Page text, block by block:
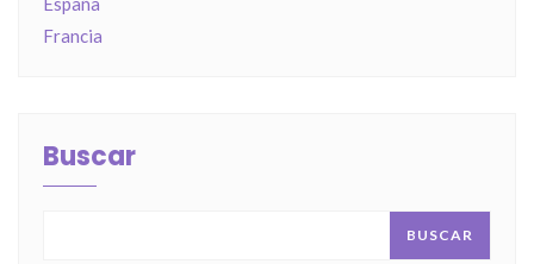
Francia
Buscar
BUSCAR